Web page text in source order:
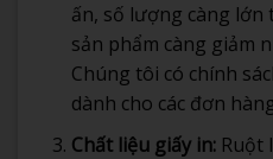
ấn, số lượng càng
sản phẩm càng giảm
Chúng tôi có chính
dành cho các đơn
Chất liệu giấy in:Ruột